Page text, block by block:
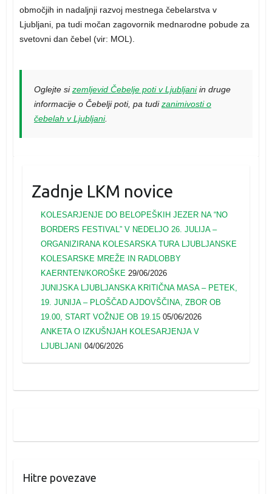
območjih in nadaljnji razvoj mestnega čebelarstva v
Ljubljani, pa tudi močan zagovornik mednarodne pobude za
svetovni dan čebel (vir: MOL).
Oglejte sizemljevid Čebelje poti v Ljubljaniin druge
informacije o Čebelji poti, pa tudizanimivosti o
čebelah v Ljubljani.
Zadnje LKM novice
KOLESARJENJE DO BELOPEŠKIH JEZER NA “NO
BORDERS FESTIVAL” V NEDELJO 26. JULIJA –
ORGANIZIRANA KOLESARSKA TURA LJUBLJANSKE
KOLESARSKE MREŽE IN RADLOBBY
KAERNTEN/KOROŠKE 29/06/2026
JUNIJSKA LJUBLJANSKA KRITIČNA MASA – PETEK,
19. JUNIJA – PLOŠČAD AJDOVŠČINA, ZBOR OB
19.00, START VOŽNJE OB 19.15 05/06/2026
ANKETA O IZKUŠNJAH KOLESARJENJA V
LJUBLJANI 04/06/2026
Hitre povezave